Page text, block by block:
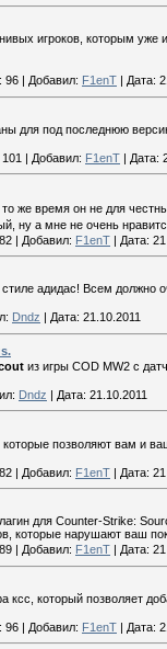
игроков, которым
96 Добавил: F1enT Дата:
для под последнюю
101 | Добавил: F1enT | Дата:
же время он не для
ну а мне не очень
82 | Добавил: F1enT | Дата:
адидас! Всем должно
Dndz Дата: 21.10.2011
из игры COD MW2 с
Dndz | Дата: 21.10.2011
позволяют вам и
82 | Добавил: F1enT | Дата:
для Counter-Strike:
которые нарушают ваш
89 | Добавил: F1enT | Дата:
ксс, который позволяет
96 | Добавил: F1enT | Дата: